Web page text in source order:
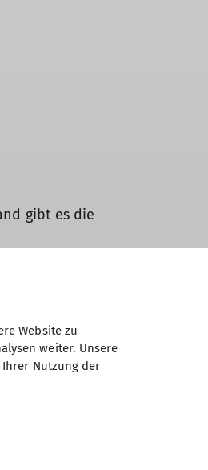
gibt es die
teilweise
können für den
für ein Timing!
Website zu
weiter. Unsere
Nutzung der